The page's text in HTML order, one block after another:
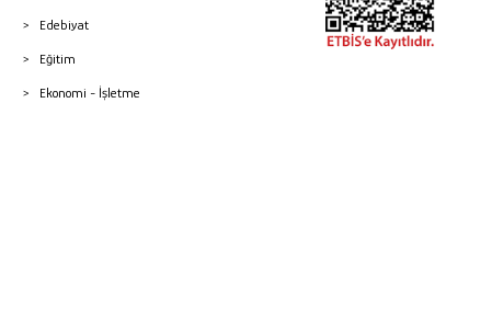
Edebiyat
Eğitim
Ekonomi - İşletme